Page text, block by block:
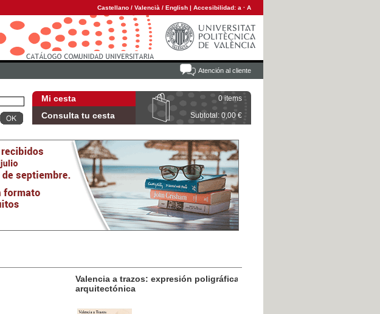
Castellano / Valencià / English | Accesibilidad: a · A
Atención al cliente
Mi cesta 0 items
Consulta tu cesta Subtotal: 0,00 €
Valencia a trazos: expresión poligráfica
arquitectónica